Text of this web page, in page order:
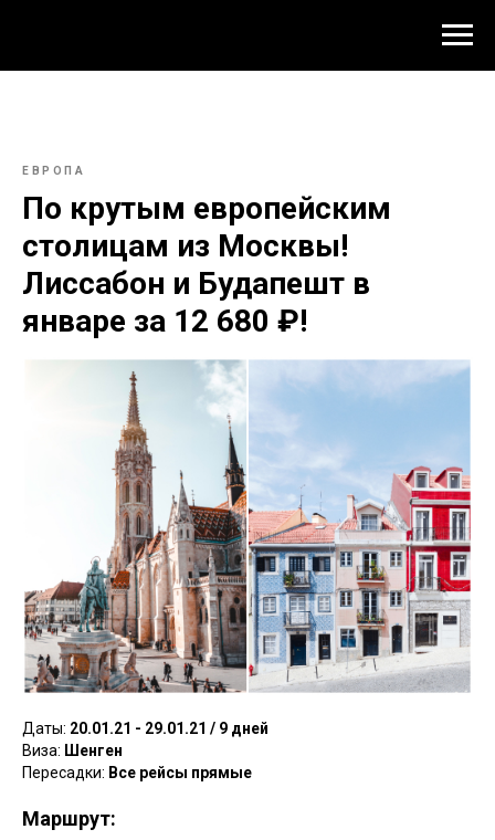
ЕВРОПА
По крутым европейским
столицам из Москвы!
Лиссабон и Будапешт в
январе за 12 680 ₽!
Даты: 20.01.21 - 29.01.21 / 9 дней
Виза: Шенген
Пересадки: Все рейсы прямые
Маршрут: